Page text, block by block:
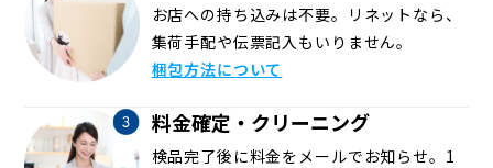
お店への持ち込みは不要。リネットなら、
集荷手配や伝票記入もいりません。
梱包方法について
料金確定・クリーニング
検品完了後に料金をメールでお知らせ。1